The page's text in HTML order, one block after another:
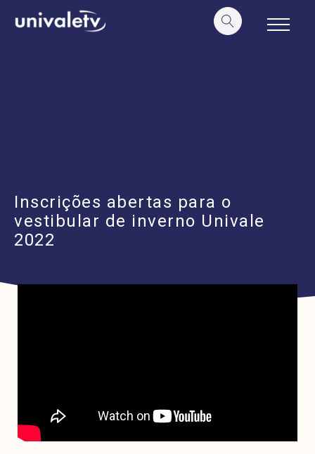
conteúdo
Inscrições abertas para o
vestibular de inverno Univale
2022